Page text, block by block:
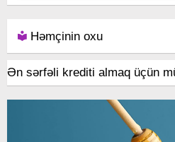
Həmçinin oxu
Ən sərfəli krediti almaq üçün